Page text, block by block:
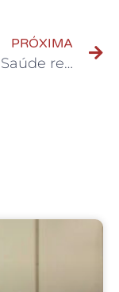
PRÓXIMA
Pessoal Saúde reafirma compromisso com Governança Corporativa